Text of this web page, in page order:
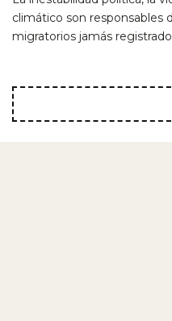
climático son responsables
migratorios jamás